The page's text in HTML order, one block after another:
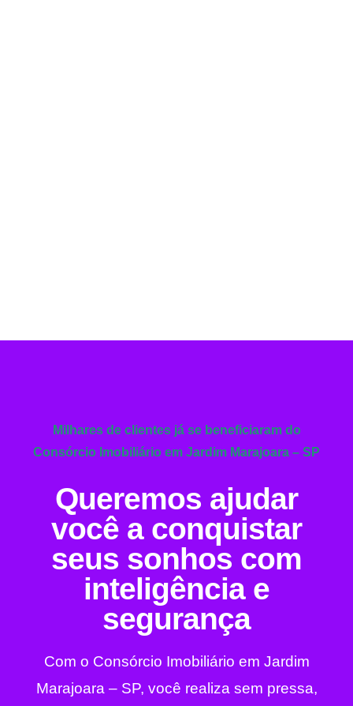
Milhares de clientes já se beneficiaram do
Consórcio Imobiliário em Jardim Marajoara – SP
Queremos ajudar
você a conquistar
seus sonhos com
inteligência e
segurança
Com o Consórcio Imobiliário em Jardim
Marajoara – SP, você realiza sem pressa,